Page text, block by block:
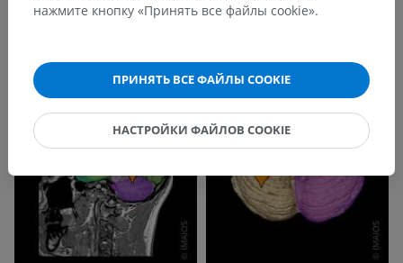
нажмите кнопку «Принять все файлы cookie».
ПРИНЯТЬ ВСЕ ФАЙЛЫ COOKIE
НАСТРОЙКИ ФАЙЛОВ COOKIE